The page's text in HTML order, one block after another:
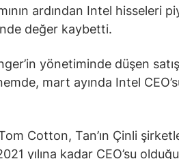
ardından Intel hisseleri
değer kaybetti.
yönetiminde düşen
mart ayında Intel
Cotton, Tan’ın Çinli
yılına kadar CEO’su